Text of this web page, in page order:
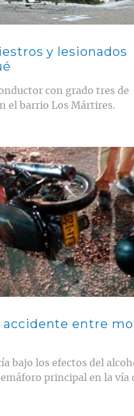
y lesionados
con grado tres de
el barrio Los Mártires.
accidente entre
bajo los efectos del
principal en la vía